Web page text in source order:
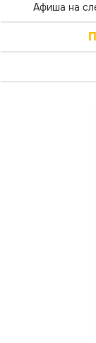
Афиша на